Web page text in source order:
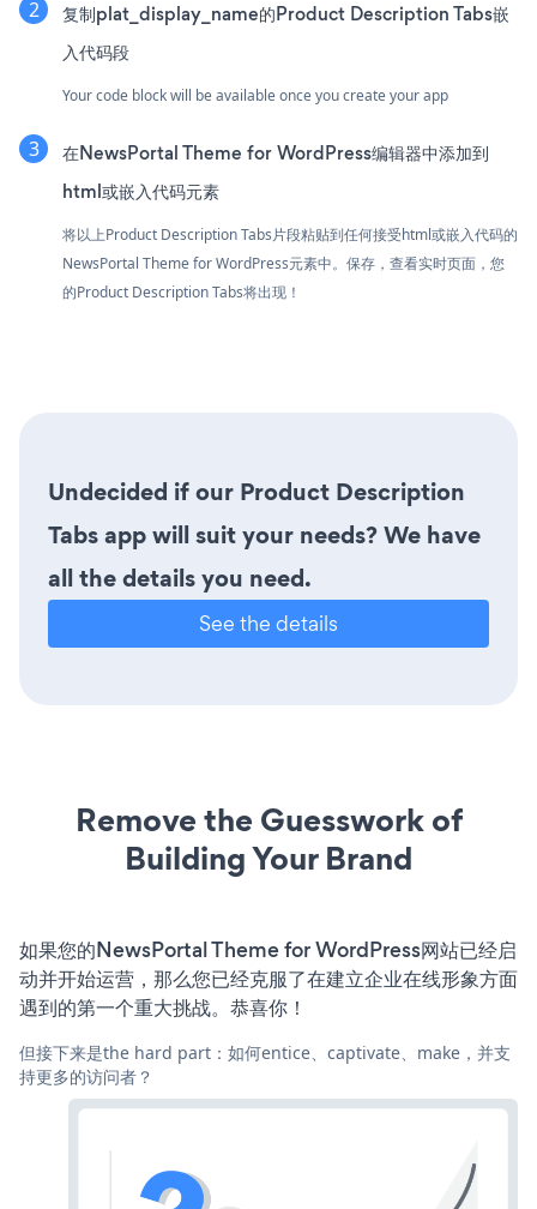
复制plat_display_name的Product Description Tabs嵌
入代码段
Your code block will be available once you create your app
在NewsPortal Theme for WordPress编辑器中添加到
html或嵌入代码元素
将以上Product Description Tabs片段粘贴到任何接受html或嵌入代码的
NewsPortal Theme for WordPress元素中。保存，查看实时页面，您
的Product Description Tabs将出现！
Undecided if our Product Description
Tabs app will suit your needs? We have
all the details you need.
See the details
Remove the Guesswork of
Building Your Brand
如果您的NewsPortal Theme for WordPress网站已经启
动并开始运营，那么您已经克服了在建立企业在线形象方面
遇到的第一个重大挑战。恭喜你！
但接下来是the hard part：如何entice、captivate、make，并支
持更多的访问者？